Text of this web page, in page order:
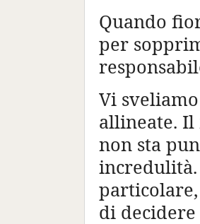
Quando
per
Vi
allineate. Il
non sta
incredulità.
di